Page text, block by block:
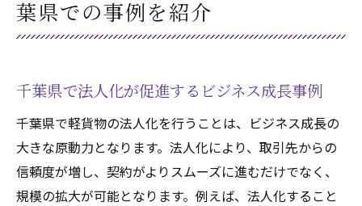
葉県での事例を紹介
千葉県で法人化が促進するビジネス成長事例
千葉県で軽貨物の法人化を行うことは、ビジネス成長の
大きな原動力となります。法人化により、取引先からの
信頼度が増し、契約がよりスムーズに進むだけでなく、
規模の拡大が可能となります。例えば、法人化すること